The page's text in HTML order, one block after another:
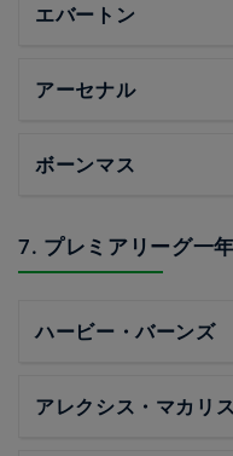
エバートン
アーセナル
ボーンマス
7. プレミアリーグ一
ハービー・バーンズ
アレクシス・マカリ